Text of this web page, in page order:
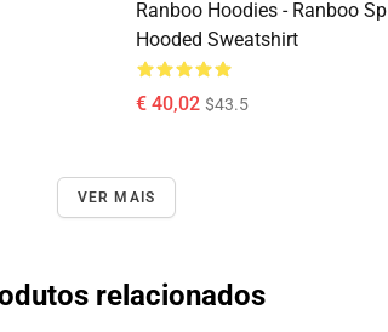
Ranboo Hoodies - Ranboo
Hooded Sweatshirt
€ 40,02 $43.5
VER MAIS
relacionados